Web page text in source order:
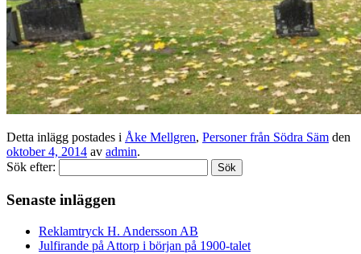
Detta inlägg postades i Åke Mellgren, Personer från Södra Säm den
oktober 4, 2014 av admin.
Sök efter:
Senaste inläggen
Reklamtryck H. Andersson AB
Julfirande på Attorp i början på 1900-talet